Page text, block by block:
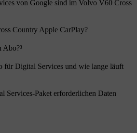
von Google sind im Volvo V60 Cross
Country Apple CarPlay?
Abo?³
für Digital Services und wie lange läuft
Services-Paket erforderlichen Daten